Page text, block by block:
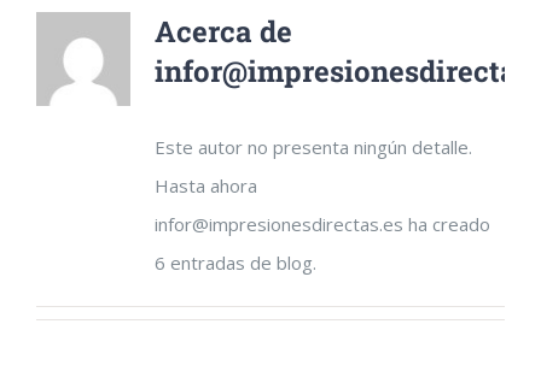
Acerca de
Este autor no presenta ningún detalle.
Hasta ahora
infor@impresionesdirectas.es ha creado
6 entradas de blog.